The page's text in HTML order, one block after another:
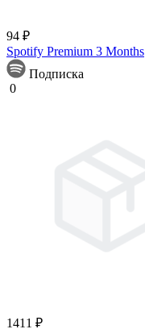
94 ₽
Spotify Premium 3 Months
Подписка
0
1411 ₽